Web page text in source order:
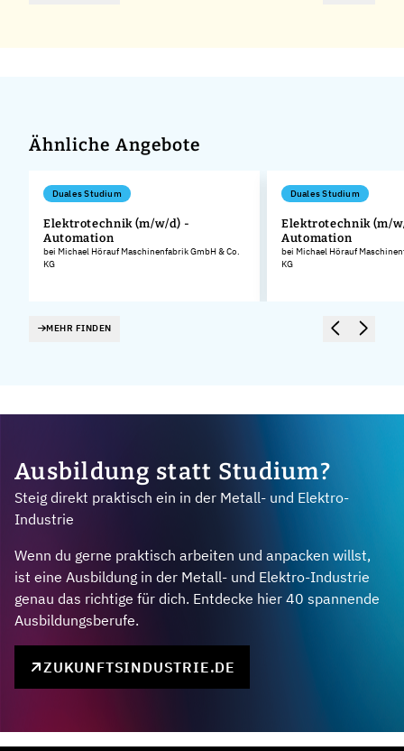
Ähnliche Angebote
Duales Studium
Elektrotechnik (m/w/d) -
Automation
bei Michael Hörauf Maschinenfabrik GmbH & Co.
KG
Duales Studium
Elektrotechnik (m/
Automation
bei Michael Hörauf
KG
MEHR FINDEN
Ausbildung statt Studium?
Steig direkt praktisch ein in der Metall- und Elektro-
Industrie
Wenn du gerne praktisch arbeiten und anpacken willst,
ist eine Ausbildung in der Metall- und Elektro-Industrie
genau das richtige für dich. Entdecke hier 40 spannende
Ausbildungsberufe.
ZUKUNFTSINDUSTRIE.DE